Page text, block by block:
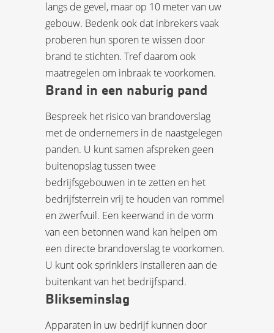
langs de gevel, maar op 10 meter van uw
gebouw. Bedenk ook dat inbrekers vaak
proberen hun sporen te wissen door
brand te stichten. Tref daarom ook
maatregelen om inbraak te voorkomen.
Brand in een naburig pand
Bespreek het risico van brandoverslag
met de ondernemers in de naastgelegen
panden. U kunt samen afspreken geen
buitenopslag tussen twee
bedrijfsgebouwen in te zetten en het
bedrijfsterrein vrij te houden van rommel
en zwerfvuil. Een keerwand in de vorm
van een betonnen wand kan helpen om
een directe brandoverslag te voorkomen.
U kunt ook sprinklers installeren aan de
buitenkant van het bedrijfspand.
Blikseminslag
Apparaten in uw bedrijf kunnen door